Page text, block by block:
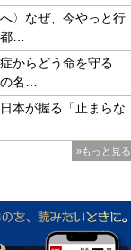
〉なぜ、今やっと行
…
からどう命を守る
名…
本が握る「止まらな
»もっと見る